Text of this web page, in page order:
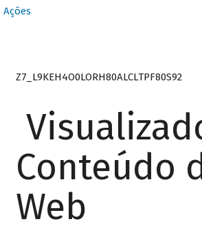
Ações
Z7_L9KEH4O0LORH80ALCLTPF80S92
Conteúdo
Web